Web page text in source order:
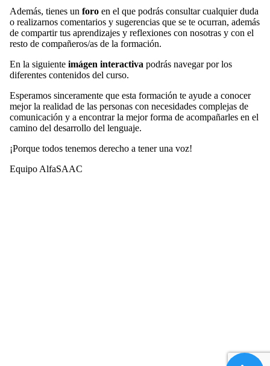
Además, tienes un foro en el que podrás consultar cualquier duda
o realizarnos comentarios y sugerencias que se te ocurran, además
de compartir tus aprendizajes y reflexiones con nosotras y con el
resto de compañeros/as de la formación.
En la siguiente imágen interactiva podrás navegar por los
diferentes contenidos del curso.
Esperamos sinceramente que esta formación te ayude a conocer
mejor la realidad de las personas con necesidades complejas de
comunicación y a encontrar la mejor forma de acompañarles en el
camino del desarrollo del lenguaje.
¡Porque todos tenemos derecho a tener una voz!
Equipo AlfaSAAC